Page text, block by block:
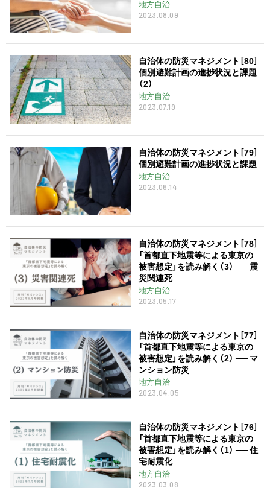
地方自治
2023.08.09
自治体の防災マネジメント［80］
個別避難計画の進捗状況と課題
（2）
地方自治
2023.07.19
自治体の防災マネジメント［79］
個別避難計画の進捗状況と課題
地方自治
2023.06.14
自治体の防災マネジメント［78］
「首都直下地震等による東京の
被害想定」を読み解く（3） ── 震
災関連死
地方自治
2023.05.17
自治体の防災マネジメント［77］
「首都直下地震等による東京の
被害想定」を読み解く（2） ── マ
ンション防災
地方自治
2023.04.05
自治体の防災マネジメント［76］
「首都直下地震等による東京の
被害想定」を読み解く（1） ── 住
宅耐震化
地方自治
2023.03.08